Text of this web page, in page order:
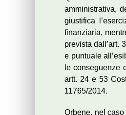
amministrativa,
giustifica
finanziaria,
prevista dall’art.
e puntuale
le conseguenze
artt. 24 e 53
11765/2014.
Orbene, nel